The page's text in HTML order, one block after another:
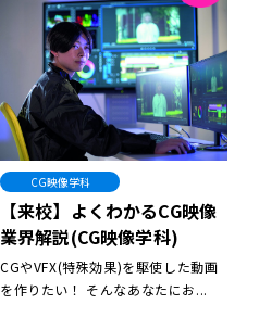
CG映像学科
【来校】よくわかるCG映像
業界解説(CG映像学科)
CGやVFX(特殊効果)を駆使した動画
を作りたい！ そんなあなたにお...